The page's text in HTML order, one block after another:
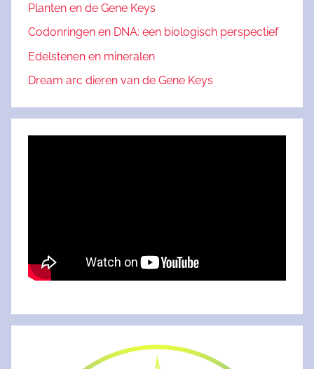
Planten en de Gene Keys
Codonringen en DNA: een biologisch perspectief
Edelstenen en mineralen
Dream arc dieren van de Gene Keys